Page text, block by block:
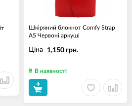
Шкіряний блокнот Comfy Strap
A5 Червоні аркуші
Ціна 1,150 грн.
В наявності